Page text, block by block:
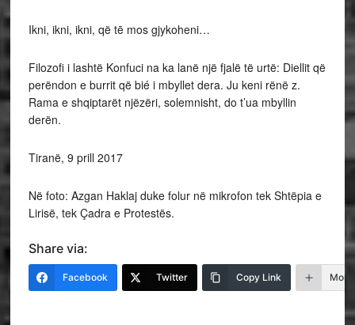
Ikni, ikni, ikni, që tē mos gjykoheni…
Filozofi i lashtë Konfuci na ka lanë një fjalë të urtë: Diellit që
perëndon e burrit që bié i mbyllet dera. Ju keni rënë z.
Rama e shqiptarët njëzëri, solemnisht, do t’ua mbyllin
derën.
Tiranë, 9 prill 2017
Në foto: Azgan Haklaj duke folur në mikrofon tek Shtëpia e
Lirisë, tek Çadra e Protestës.
Share via:
Facebook Twitter Copy Link More